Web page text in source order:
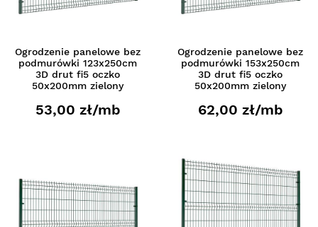
Ogrodzenie panelowe bez
podmurówki 123x250cm
3D drut fi5 oczko
50x200mm zielony
53,00 zł/mb
Ogrodzenie panelowe bez
podmurówki 153x250cm
3D drut fi5 oczko
50x200mm zielony
62,00 zł/mb